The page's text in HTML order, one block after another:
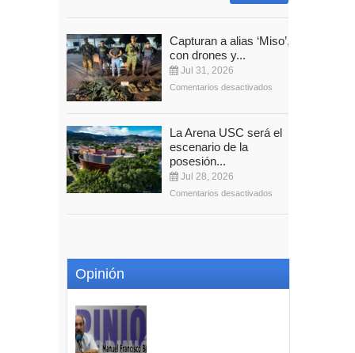
Capturan a alias ‘Miso’,
con drones y...
Jul 31, 2026
Comentarios desactivados
La Arena USC será el
escenario de la
posesión...
Jul 28, 2026
Comentarios desactivados
Opinión